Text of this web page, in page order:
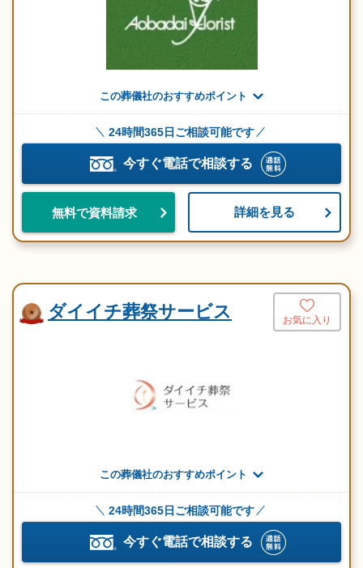
この葬儀社のおすすめポイント
24時間365日ご相談可能です
今すぐ電話で相談する
無料で資料請求 詳細を見る
ダイイチ葬祭サービス お気に入り
この葬儀社のおすすめポイント
24時間365日ご相談可能です
今すぐ電話で相談する